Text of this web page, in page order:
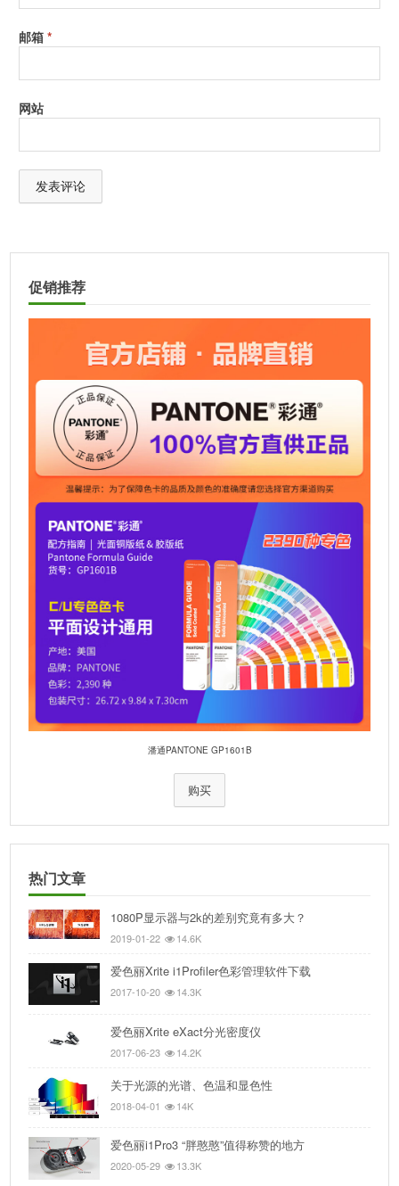
邮箱*
网站
l
促销推荐
潘通PANTONE GP1601B
购买
热门文章
1080P显示器与2k的差别究竟有多大？
2019-01-22 14.6K
爱色丽Xrite i1Profiler色彩管理软件下载
2017-10-20 14.3K
爱色丽Xrite eXact分光密度仪
2017-06-23 14.2K
关于光源的光谱、色温和显色性
2018-04-01 14K
爱色丽i1Pro3 “胖憨憨”值得称赞的地方
2020-05-29 13.3K